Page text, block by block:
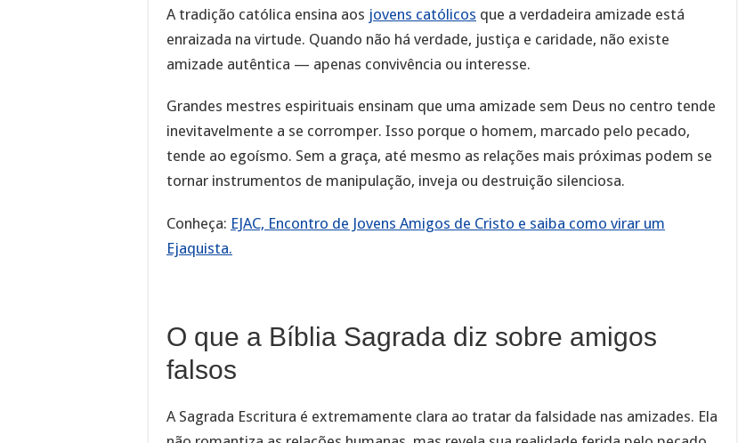
A tradição católica ensina aos jovens católicos que a verdadeira amizade está
enraizada na virtude. Quando não há verdade, justiça e caridade, não existe
amizade autêntica — apenas convivência ou interesse.
Grandes mestres espirituais ensinam que uma amizade sem Deus no centro tende
inevitavelmente a se corromper. Isso porque o homem, marcado pelo pecado,
tende ao egoísmo. Sem a graça, até mesmo as relações mais próximas podem se
tornar instrumentos de manipulação, inveja ou destruição silenciosa.
Conheça: EJAC, Encontro de Jovens Amigos de Cristo e saiba como virar um
Ejaquista.
O que a Bíblia Sagrada diz sobre amigos
falsos
A Sagrada Escritura é extremamente clara ao tratar da falsidade nas amizades. Ela